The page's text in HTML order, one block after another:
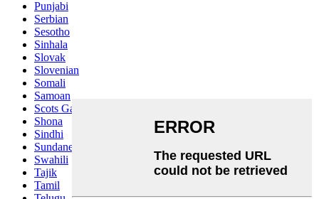
Punjabi
Serbian
Sesotho
Sinhala
Slovak
Slovenian
Somali
Samoan
Scots Gaelic
Shona
Sindhi
Sundanese
Swahili
Tajik
Tamil